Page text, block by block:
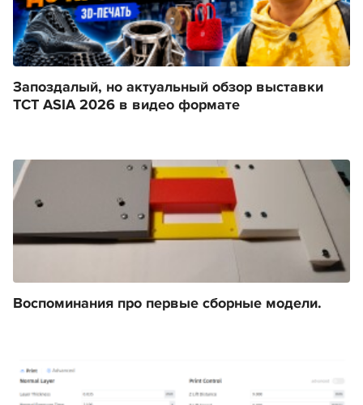
Запоздалый, но актуальный обзор выставки
TCT ASIA 2026 в видео формате
Воспоминания про первые сборные модели.